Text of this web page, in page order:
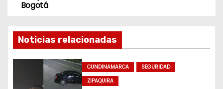
g
a
Bogotá
Noticias relacionadas
CUNDINAMARCA
SEGURIDAD
ZIPAQUIRA